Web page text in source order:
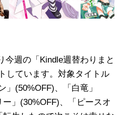
今週の「Kindle週替わりまと
しています。対象タイトル
」(50%OFF)、「白竜」
」(30%OFF)、「ピースオ